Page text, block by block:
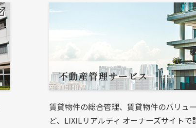
賃貸物件の総合管理、賃貸物件のバリュ
ど、LIXILリアルティ オーナーズサイトで